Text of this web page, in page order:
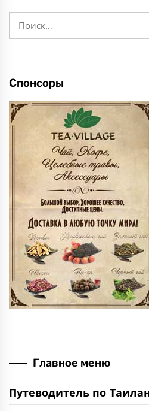
Спонсоры
Главное меню
Путеводитель по